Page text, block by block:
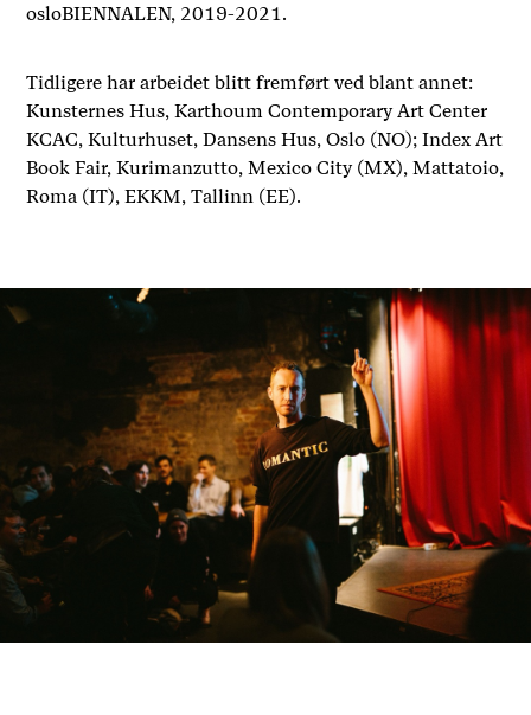
osloBIENNALEN, 2019-2021.
Tidligere har arbeidet blitt fremført ved blant annet:
Kunsternes Hus, Karthoum Contemporary Art Center
KCAC, Kulturhuset, Dansens Hus, Oslo (NO); Index Art
Book Fair, Kurimanzutto, Mexico City (MX), Mattatoio,
Roma (IT), EKKM, Tallinn (EE).